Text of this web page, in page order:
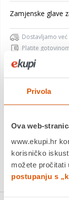
Privola
Ova web-
www.ekupi.hr
korisničko
možete pročitati
postupanju s
Zamjenske glave
Dostavljamo
Platite
Povrat robe
Usporedite